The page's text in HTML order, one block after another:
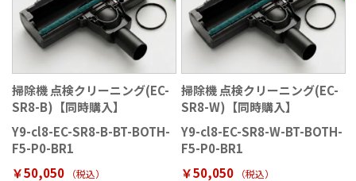
掃除機 点検クリーニング(EC-
SR8-B)【同時購入】
Y9-cl8-EC-SR8-B-BT-BOTH-
F5-P0-BR1
￥50,050
（税込）
掃除機 点検クリーニング(EC-
SR8-W)【同時購入】
Y9-cl8-EC-SR8-W-BT-BOTH-
F5-P0-BR1
￥50,050
（税込）